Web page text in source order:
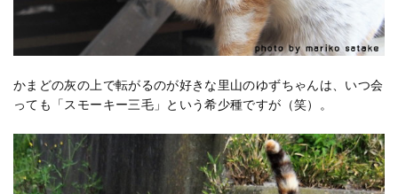
かまどの灰の上で転がるのが好きな里山のゆずちゃんは、いつ会
っても「スモーキー三毛」という希少種ですが（笑）。